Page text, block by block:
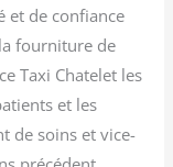
et de confiance
fourniture de
Taxi Chatelet les
et les
de soins et vice-